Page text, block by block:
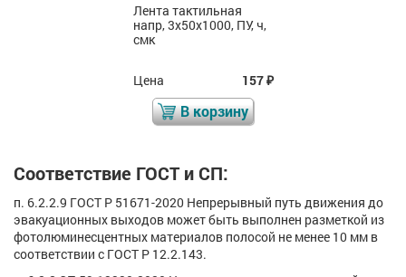
Лента тактильная
напр, 3х50х1000, ПУ, ч,
смк
Цена 157₽
В корзину
Соответствие ГОСТ и СП:
п. 6.2.2.9 ГОСТ Р 51671-2020 Непрерывный путь движения до
эвакуационных выходов может быть выполнен разметкой из
фотолюминесцентных материалов полосой не менее 10 мм в
соответствии с ГОСТ Р 12.2.143.